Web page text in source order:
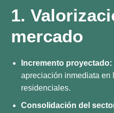
1.
mercado
Incremento proyectado:
apreciación inmediata en
residenciales.
Consolidación del